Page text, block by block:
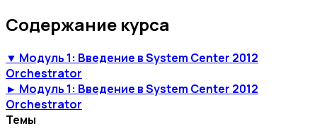
Содержание курса
▼ Модуль 1: Введение в System Center 2012
Orchestrator
► Модуль 1: Введение в System Center 2012
Orchestrator
Темы